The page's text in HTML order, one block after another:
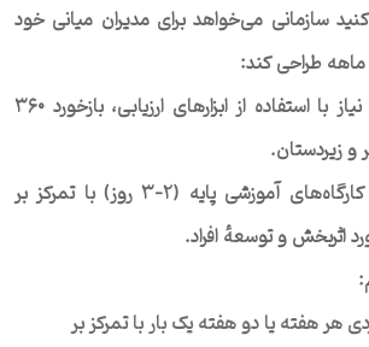
سازمانی می‌خواهد برای مدیران میانی خود
۱- ماه اول: تشخیص نیاز با استفاده از ابزارهای ارزیابی، بازخورد ۳۶۰
و زیردستان.
۲- ماه دوم: برگزاری کارگاه‌های آموزشی پایه (۲–۳ روز) با تمرکز بر
اثربخش و توسعهٔ افراد.
هر هفته یا دو هفته یک بار با تمرکز بر